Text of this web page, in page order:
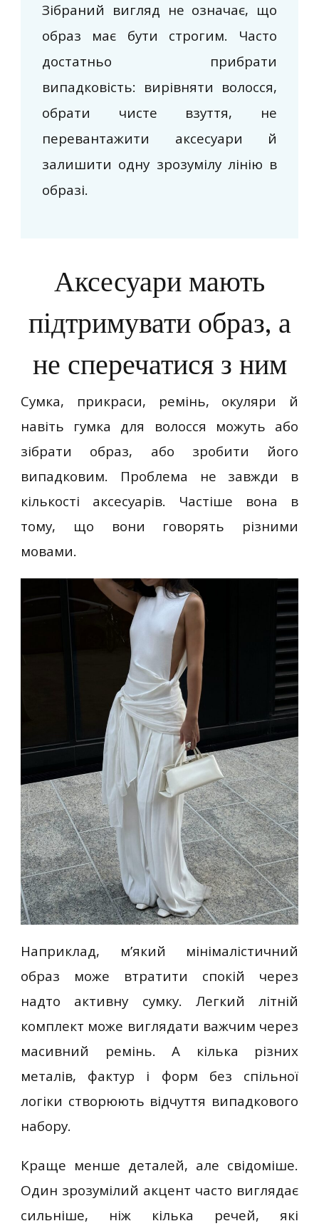
Зібраний вигляд не означає, що
образ має бути строгим. Часто
достатньо прибрати
випадковість: вирівняти волосся,
обрати чисте взуття, не
перевантажити аксесуари й
залишити одну зрозумілу лінію в
образі.
Аксесуари мають
підтримувати образ, а
не сперечатися з ним
Сумка, прикраси, ремінь, окуляри й
навіть гумка для волосся можуть або
зібрати образ, або зробити його
випадковим. Проблема не завжди в
кількості аксесуарів. Частіше вона в
тому, що вони говорять різними
мовами.
Наприклад, м’який мінімалістичний
образ може втратити спокій через
надто активну сумку. Легкий літній
комплект може виглядати важчим через
масивний ремінь. А кілька різних
металів, фактур і форм без спільної
логіки створюють відчуття випадкового
набору.
Краще менше деталей, але свідоміше.
Один зрозумілий акцент часто виглядає
сильніше, ніж кілька речей, які